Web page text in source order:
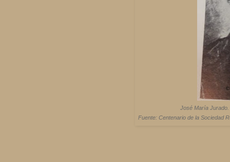
José María Jurado.
Fuente: Centenario de la Sociedad